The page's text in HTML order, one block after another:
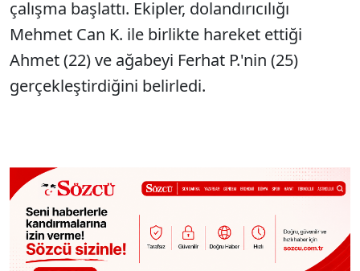
çalışma başlattı. Ekipler, dolandırıcılığı
Mehmet Can K. ile birlikte hareket ettiği
Ahmet (22) ve ağabeyi Ferhat P.'nin (25)
gerçekleştirdiğini belirledi.